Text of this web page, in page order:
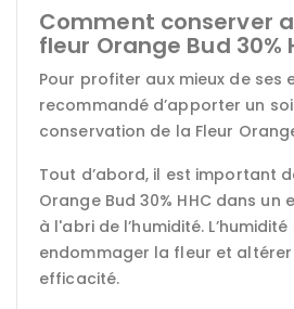
Comment conserver
fleur Orange Bud 30%
Pour profiter aux mieux de ses
recommandé d’apporter un
conservation de la Fleur
Tout d’abord, il est important
Orange Bud 30% HHC dans
à l'abri de l’humidité.
endommager la fleur et
efficacité.